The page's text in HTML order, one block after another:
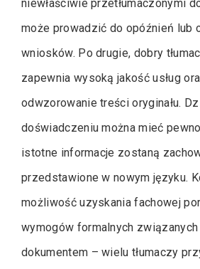
niewłaściwie przetłumaczonymi
może prowadzić do opóźnień lub
wniosków. Po drugie, dobry
zapewnia wysoką jakość usług
odwzorowanie treści oryginału.
doświadczeniu można mieć
istotne informacje zostaną
przedstawione w nowym języku.
możliwość uzyskania fachowej
wymogów formalnych
dokumentem – wielu tłumaczy